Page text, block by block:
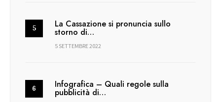
La Cassazione si pronuncia sullo
storno di…
5 SETTEMBRE 2022
Infografica – Quali regole sulla
pubblicità di…